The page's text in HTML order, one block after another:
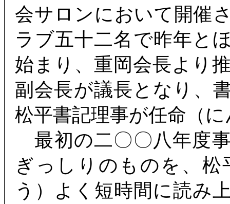
会サロンにおいて開催
ラブ五十二名で昨年と
始まり、重岡会長より
副会長が議長となり、
松平書記理事が任命（
最初の二〇〇八年度
ぎっしりのものを、
う）よく短時間に読み